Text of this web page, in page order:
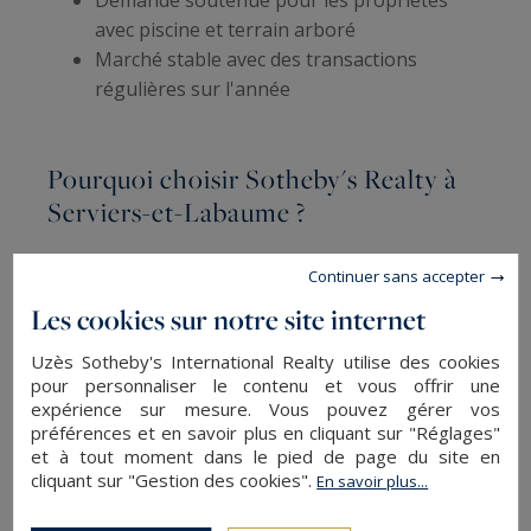
avec piscine et terrain arboré
Marché stable avec des transactions
régulières sur l'année
Pourquoi choisir Sotheby's Realty à
Serviers-et-Labaume ?
Notre connaissance approfondie dumarché
prestige constituent des atouts décisifs.
L'ancrage territorial dans le département du
Gard garantit une réactivité optimale et une
disponibilité constante pour vos projets. Le
réseau Sotheby's International Realty offre une
visibilité inégalée, tandis que l'accompagnement
Les cookies sur notre site internet
Uzès Sotheby's International Realty utilise des cookies
pour personnaliser le contenu et vous offrir une
expérience sur mesure. Vous pouvez gérer vos
préférences et en savoir plus en cliquant sur "Réglages"
et à tout moment dans le pied de page du site en
cliquant sur "Gestion des cookies".En savoir plus...
Continuer sans accepter